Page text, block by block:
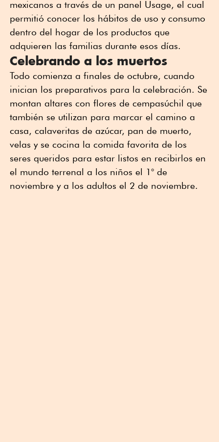
mexicanos a través de un panel Usage, el cual
permitió conocer los hábitos de uso y consumo
dentro del hogar de los productos que
adquieren las familias durante esos días.
Celebrando a los muertos
Todo comienza a finales de octubre, cuando
inician los preparativos para la celebración. Se
montan altares con flores de cempasúchil que
también se utilizan para marcar el camino a
casa, calaveritas de azúcar, pan de muerto,
velas y se cocina la comida favorita de los
seres queridos para estar listos en recibirlos en
el mundo terrenal a los niños el 1° de
noviembre y a los adultos el 2 de noviembre.